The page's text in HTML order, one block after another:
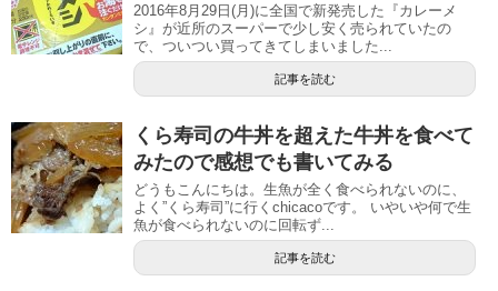
2016年8月29日(月)に全国で新発売した『カレーメ
シ』が近所のスーパーで少し安く売られていたの
で、ついつい買ってきてしまいました...
記事を読む
くら寿司の牛丼を超えた牛丼を食べて
みたので感想でも書いてみる
どうもこんにちは。生魚が全く食べられないのに、
よく”くら寿司”に行くchicacoです。 いやいや何で生
魚が食べられないのに回転ず...
記事を読む